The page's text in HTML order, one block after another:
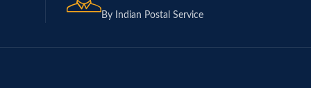
By Indian Postal Service